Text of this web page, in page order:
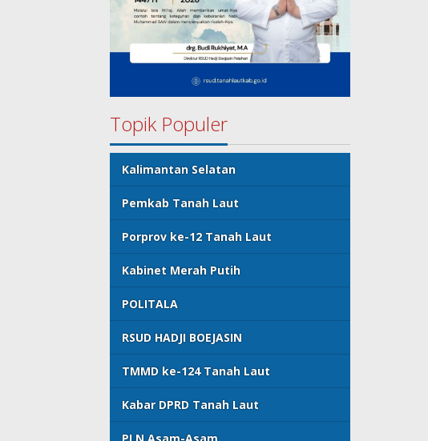
Topik Populer
Kalimantan Selatan
Pemkab Tanah Laut
Porprov ke-12 Tanah Laut
Kabinet Merah Putih
POLITALA
RSUD HADJI BOEJASIN
TMMD ke-124 Tanah Laut
Kabar DPRD Tanah Laut